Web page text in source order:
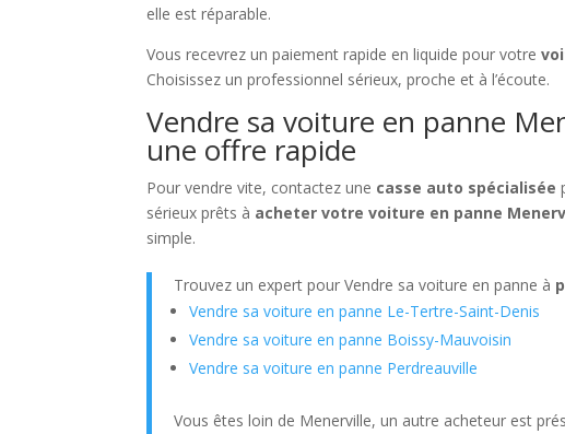
elle est réparable.
Vous recevrez un paiement rapide en liquide pour votre
Choisissez un professionnel sérieux, proche et à l’écoute.
Vendre sa voiture en panne
une offre rapide
Pour vendre vite, contactez une casse auto spécialisée
sérieux prêts à acheter votre voiture en panne
simple.
Trouvez un expert pour Vendre sa voiture en panne à
Vendre sa voiture en panne Le-Tertre-Saint-Denis
Vendre sa voiture en panne Boissy-Mauvoisin
Vendre sa voiture en panne Perdreauville
Vous êtes loin de Menerville, un autre acheteur est